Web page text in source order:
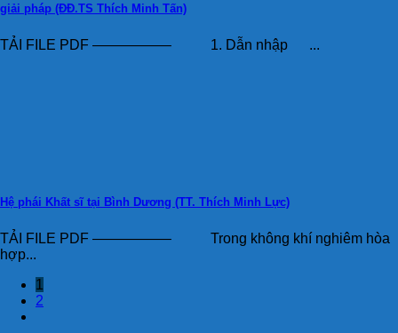
giải pháp (ĐĐ.TS Thích Minh Tấn)
TẢI FILE PDF —————– 1. Dẫn nhập ...
Hệ phái Khất sĩ tại Bình Dương (TT. Thích Minh Lực)
TẢI FILE PDF —————– Trong không khí nghiêm hòa
hợp...
1
2